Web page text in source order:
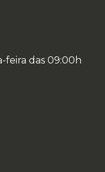
feira das 09:00h